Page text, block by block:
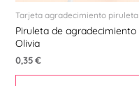
Tarjeta agradecimiento piruleta
Piruleta de agradecimiento
Olivia
0,35€